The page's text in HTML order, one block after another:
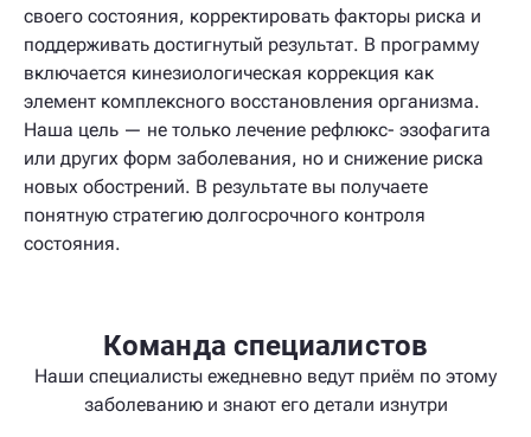
своего состояния, корректировать факторы риска и
поддерживать достигнутый результат. В программу
включается кинезиологическая коррекция как
элемент комплексного восстановления организма.
Наша цель — не только лечение рефлюкс- эзофагита
или других форм заболевания, но и снижение риска
новых обострений. В результате вы получаете
понятную стратегию долгосрочного контроля
состояния.
Команда специалистов
Наши специалисты ежедневно ведут приём по этому
заболеванию и знают его детали изнутри